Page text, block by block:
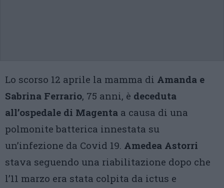
Lo scorso 12 aprile la mamma di Amanda e
Sabrina Ferrario, 75 anni, è deceduta
all’ospedale di Magenta a causa di una
polmonite batterica innestata su
un’infezione da Covid 19. Amedea Astorri
stava seguendo una riabilitazione dopo che
l’11 marzo era stata colpita da ictus e